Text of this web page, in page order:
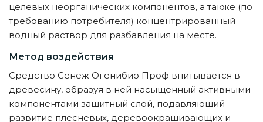
целевых неорганических компонентов, а также (по
требованию потребителя) концентрированный
водный раствор для разбавления на месте.
Метод воздействия
Средство Сенеж Огенибио Проф впитывается в
древесину, образуя в ней насыщенный активными
компонентами защитный слой, подавляющий
развитие плесневых, деревоокрашивающих и